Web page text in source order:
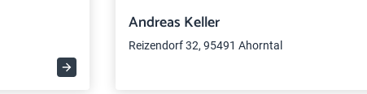
Andreas Keller
Reizendorf 32, 95491 Ahorntal